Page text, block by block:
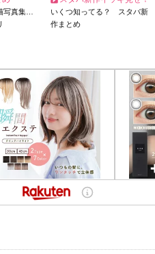
写真集…
いくつ知ってる？ スタバ新
作まとめ